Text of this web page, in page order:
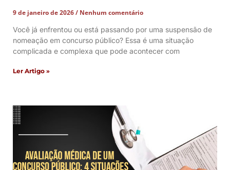
9 de janeiro de 2026
Nenhum comentário
Você já enfrentou ou está passando por uma suspensão de
nomeação em concurso público? Essa é uma situação
complicada e complexa que pode acontecer com
Ler Artigo »